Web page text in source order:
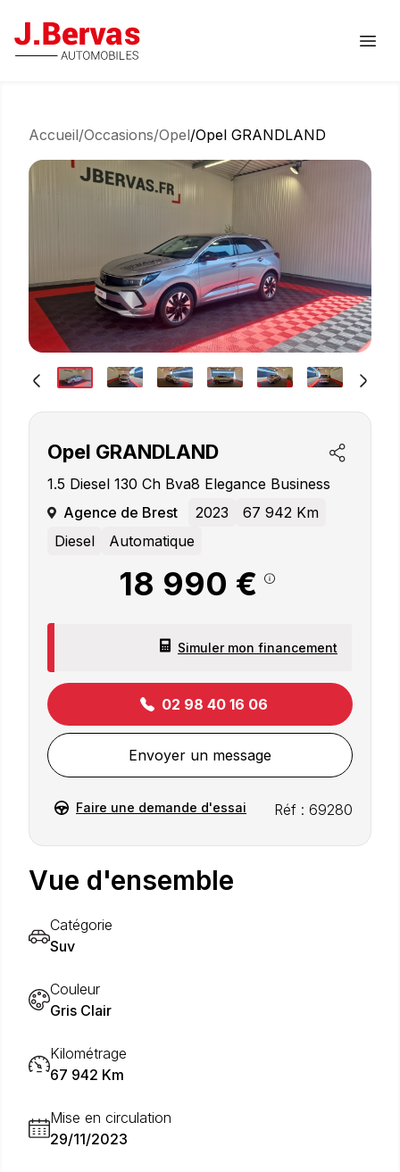
J.Bervas
Accueil/Occasions/Opel/Opel GRANDLAND
Opel GRANDLAND
1.5 Diesel 130 Ch Bva8 Elegance Business
Agence de Brest
2023
67 942 Km
Diesel
Automatique
18 990 €
Simuler mon financement
02 98 40 16 06
Envoyer un message
Faire une demande d'essai Réf : 69280
Vue d'ensemble
Catégorie
Suv
Couleur
Gris Clair
Kilométrage
67 942 Km
Mise en circulation
29/11/2023